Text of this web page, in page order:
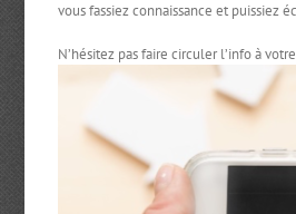
vous fassiez connaissance et puissiez
N’hésitez pas faire circuler l’info à